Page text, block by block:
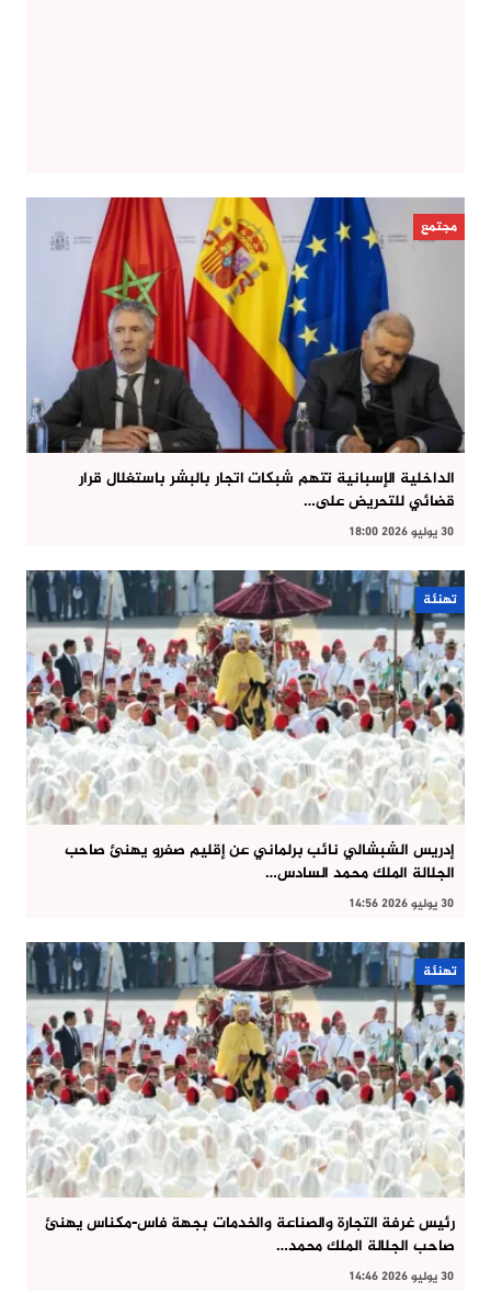
مجتمع
الداخلية الإسبانية تتهم شبكات اتجار بالبشر باستغلال قرار
قضائي للتحريض على…
30 يوليو 2026 18:00
تهنئة
إدريس الشبشالي نائب برلماني عن إقليم صفرو يهنئ صاحب
الجلالة الملك محمد السادس…
30 يوليو 2026 14:56
تهنئة
رئيس غرفة التجارة والصناعة والخدمات بجهة فاس-مكناس يهنئ
صاحب الجلالة الملك محمد…
30 يوليو 2026 14:46